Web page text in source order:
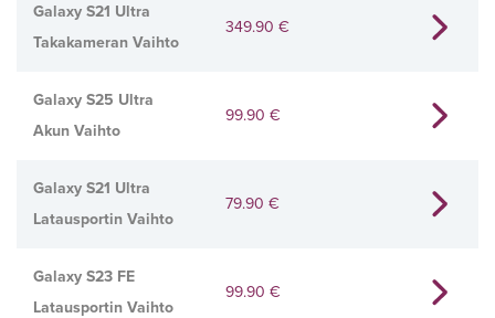
Galaxy S21 Ultra
Takakameran Vaihto
349.90 €
Galaxy S25 Ultra
Akun Vaihto
99.90 €
Galaxy S21 Ultra
Latausportin Vaihto
79.90 €
Galaxy S23 FE
Latausportin Vaihto
99.90 €